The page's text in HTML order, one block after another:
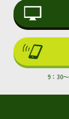
で使用し、利
き、第三者に
[3] 利用目的
の取り扱いに
す。
[4] 当社は、社
を実施するな
[5] 当社は、個
の個人情報を
4. その他
9：30